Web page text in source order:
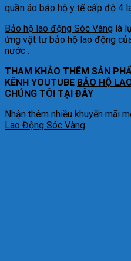
quần áo bảo hộ y tế cấp độ 4
Bảo hộ lao động Sóc Vàng là
ứng vật tư bảo hộ lao động
nước .
THAM KHẢO THÊM SẢN
KÊNH YOUTUBE BẢO HỘ
CHÚNG TÔI TẠI ĐÂY
Nhận thêm nhiều khuyến mãi
Lao Động Sóc Vàng